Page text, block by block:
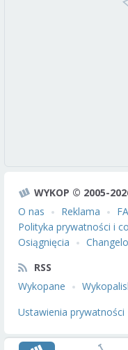
WYKOP © 2005-
O nas
Reklama
Polityka prywatności i
Osiągnięcia
RSS
Wykopane
Ustawienia prywatności